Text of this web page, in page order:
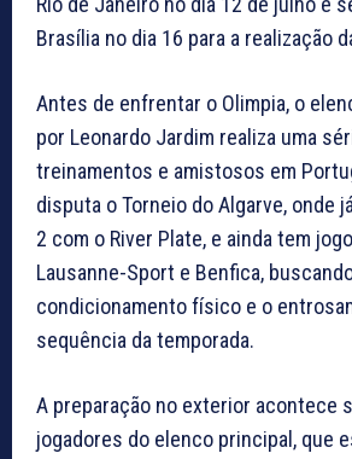
Brasília no dia 16 para a realização
Antes de enfrentar o Olimpia, o
por Leonardo Jardim realiza uma
treinamentos e amistosos em
disputa o Torneio do Algarve, onde
2 com o River Plate, e ainda tem
Lausanne-Sport e Benfica,
condicionamento físico e o
sequência da temporada.
A preparação no exterior acontece
jogadores do elenco principal, que